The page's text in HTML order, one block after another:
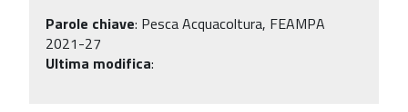
Parole chiave: Pesca Acquacoltura, FEAMPA
2021-27
Ultima modifica: